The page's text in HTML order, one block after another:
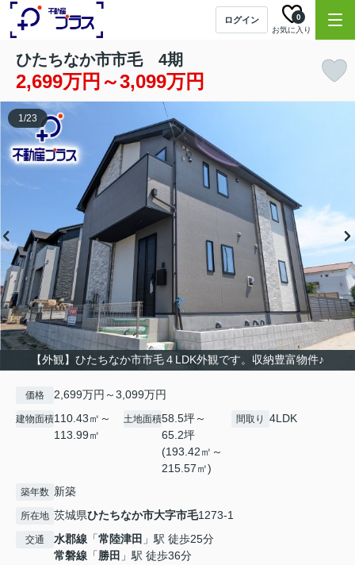
ログイン
お気に入り
0
ひたちなか市市毛 4期
2,699万円～3,099万円
【外観】ひたちなか市市毛４LDK外観です。収納豊富物件♪
1/23
価格 2,699万円～3,099万円
建物面積110.43㎡～
113.99㎡
土地面積58.5坪～
65.2坪
(193.42㎡～
215.57㎡)
間取り 4LDK
築年数 新築
所在地 茨城県ひたちなか市大字市毛1273-1
交通 水郡線 「常陸津田 」駅 徒歩25分
常磐線 「勝田 」駅 徒歩36分